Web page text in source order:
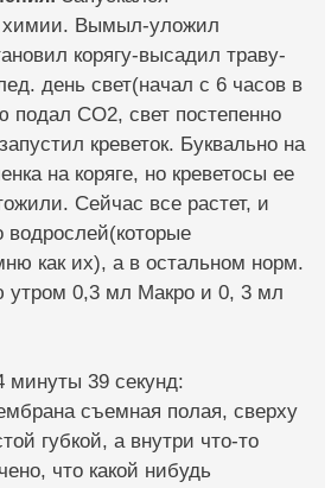
химии. Вымыл-уложил
корягу-высадил траву-
день свет(начал с 6 часов в
подал СО2, свет постепенно
креветок. Буквально на
на коряге, но креветосы ее
Сейчас все растет, и
водрослей(которые
как их), а в остальном норм.
утром 0,3 мл Макро и 0, 3 мл
минуты 39 секунд:
съемная полая, сверху
губкой, а внутри что-то
что какой нибудь